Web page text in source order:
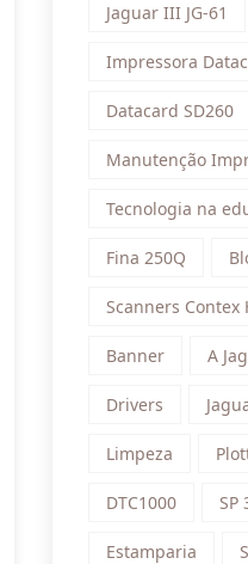
Jaguar III JG-61
Impressora
Datacard SD260
Manutenção
Tecnologia na
Fina 250Q
Scanners Contex
Banner A
Drivers
Limpeza
DTC1000 SP
Estamparia